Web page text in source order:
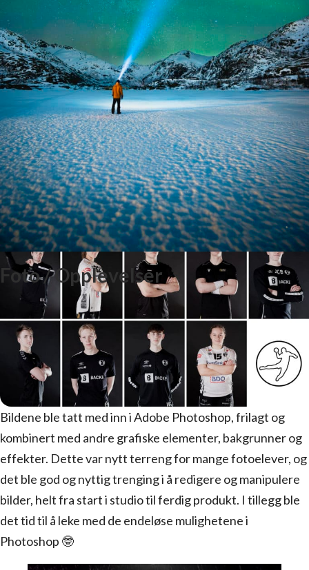
Foto / Opplevelser
Idéen ble satt ut i live gjennom to linjedager. Fotolinja
rigga til studio med lys og bakgrunner, og Håndball-linja
stilte som modeller, for det vi bare kan regne med er det
første av mange slike oppdrag gjennom en lang fremtidig
karriere 😇
Bildene ble tatt med inn i Adobe Photoshop, frilagt og
kombinert med andre grafiske elementer, bakgrunner og
effekter. Dette var nytt terreng for mange fotoelever, og
det ble god og nyttig trenging i å redigere og manipulere
bilder, helt fra start i studio til ferdig produkt. I tillegg ble
det tid til å leke med de endeløse mulighetene i
Photoshop 🤓